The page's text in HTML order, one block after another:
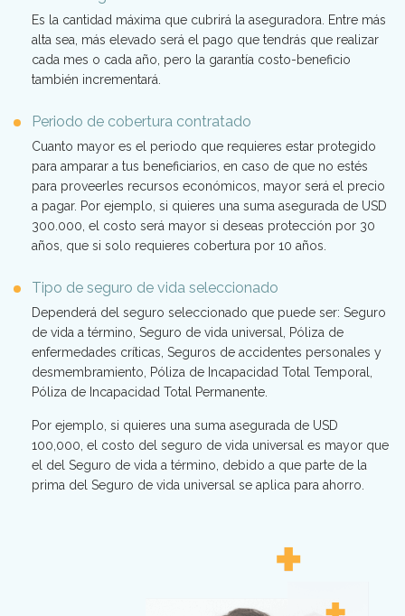
Es la cantidad máxima que cubrirá la aseguradora. Entre más
alta sea, más elevado será el pago que tendrás que realizar
cada mes o cada año, pero la garantía costo-beneficio
también incrementará.
Periodo de cobertura contratado
Cuanto mayor es el periodo que requieres estar protegido
para amparar a tus beneficiarios, en caso de que no estés
para proveerles recursos económicos, mayor será el precio
a pagar. Por ejemplo, si quieres una suma asegurada de USD
300.000, el costo será mayor si deseas protección por 30
años, que si solo requieres cobertura por 10 años.
Tipo de seguro de vida seleccionado
Dependerá del seguro seleccionado que puede ser: Seguro
de vida a término, Seguro de vida universal, Póliza de
enfermedades críticas, Seguros de accidentes personales y
desmembramiento, Póliza de Incapacidad Total Temporal,
Póliza de Incapacidad Total Permanente.
Por ejemplo, si quieres una suma asegurada de USD
100,000, el costo del seguro de vida universal es mayor que
el del Seguro de vida a término, debido a que parte de la
prima del Seguro de vida universal se aplica para ahorro.